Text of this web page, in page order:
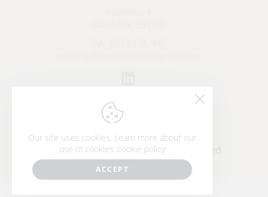
Katerina Kotsoni © 2024. All Rights Reserved.
Πολιτική Απορρήτου
Our site uses cookies. Learn more about our
use of cookies: cookie policy
ACCEPT